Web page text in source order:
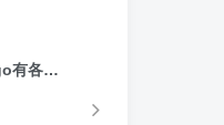
标签之间插入标题。Hugo有各种内置的模板变量，你甚至可以在构建时编写自定义函数来处理数据。对于模板，Hugo使用Go的内置 html/template 和 text/template 库。这有助于减少应用程序的臃肿，因为Hugo不需要为模板安装第三方库。